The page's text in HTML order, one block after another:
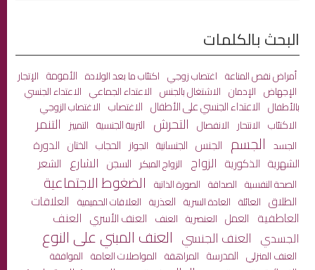
البحث بالكلمات
أمراض نقص المناعة اغتصاب زوجي اكتئاب ما بعد الولادة الأمومة الإتجار
الإجهاض الإدمان الاشتغال بالجنس الاعتداء الجماعي الاعتداء الجنسي
بالأطفال الاعتداء الجنسي على الأطفال الاغتصاب الاغتصاب الزوجي
الاكتئاب الانتحار الانفصال التحرش التربية الجنسية التمييز التنمر
الجسد الجسم الجنس الجنسانية الجواز الحجاب الختان الدورة
الشهرية الذكورية الزواج الزواج المبكر السجن الشارع الشعر
الصحة النفسية الصداقة الصورة الذاتية الضغوط الاجتماعية
الطلاق العائلة العادة السرية العذرية العلاقات الحميمية العلاقات
العاطفية العمل العنصرية العنف العنف الأسري العنف
الجسدي العنف الجنسي العنف المبني على النوع
العنف المنزلي المدرسة المراهقة المواصلات العامة الموافقة